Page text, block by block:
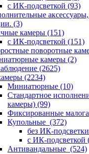
с ИК-подсветкой (93)
(3)
камеры (151)
с ИК-подсветкой (151)
поворотные
камеры (2)
(2625)
(2234)
Миниатюрные (10)
Стандартное
камеры) (99)
Фиксированные
Купольные (372)
без ИК-подсветки
с ИК-подсветкой
Антивандальные (524)